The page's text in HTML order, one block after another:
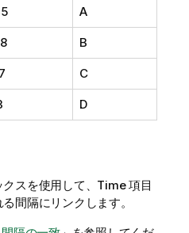
A
B
C
D
スを使用して、 Time項目
間隔にリンクします。